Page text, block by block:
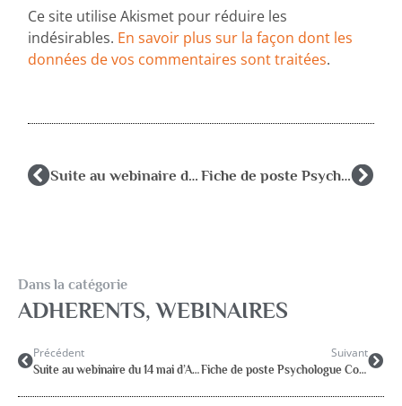
Ce site utilise Akismet pour réduire les
indésirables. En savoir plus sur la façon dont les
données de vos commentaires sont traitées.
Suite au webinaire du 14 mai d’Annie Vigneron : la médiation de l’arbre Fiche de poste Psychologue Conseiller Technique
Dans la catégorie
ADHERENTS,WEBINAIRES
Précédent
Suite au webinaire du 14 mai d’Annie Vigneron : la médiation de l’arbre
Suivant
Fiche de poste Psychologue Conseiller Technique